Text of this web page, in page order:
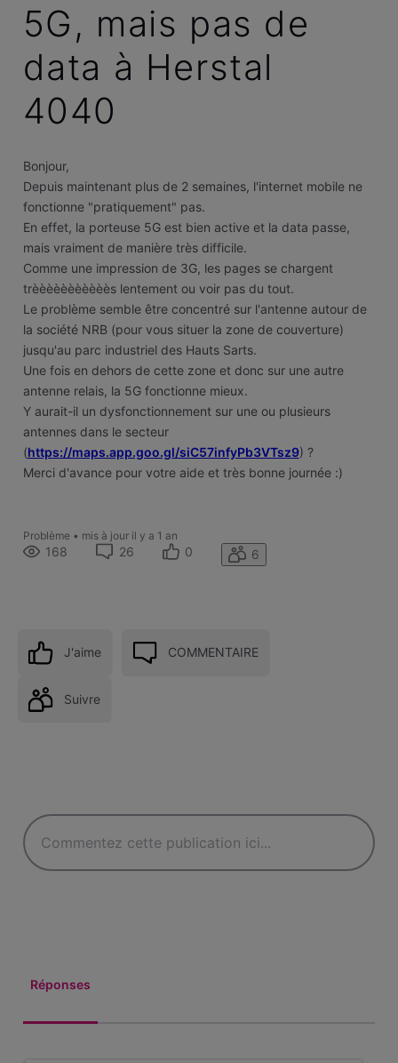
5G, mais pas de
data à Herstal
4040
Bonjour,
Depuis maintenant plus de 2 semaines, l'internet mobile ne
fonctionne "pratiquement" pas.
En effet, la porteuse 5G est bien active et la data passe,
mais vraiment de manière très difficile.
Comme une impression de 3G, les pages se chargent
trèèèèèèèèèèès lentement ou voir pas du tout.
Le problème semble être concentré sur l'antenne autour de
la société NRB (pour vous situer la zone de couverture)
jusqu'au parc industriel des Hauts Sarts.
Une fois en dehors de cette zone et donc sur une autre
antenne relais, la 5G fonctionne mieux.
Y aurait-il un dysfonctionnement sur une ou plusieurs
antennes dans le secteur
(https://maps.app.goo.gl/siC57infyPb3VTsz9) ?
Merci d'avance pour votre aide et très bonne journée :)
Problème • mis à jour il y a 1 an
168 26 0 6
J'aime COMMENTAIRE
Suivre
Réponses